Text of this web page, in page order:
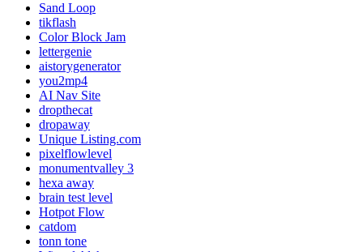
Sand Loop
tikflash
Color Block Jam
lettergenie
aistorygenerator
you2mp4
AI Nav Site
dropthecat
dropaway
Unique Listing.com
pixelflowlevel
monumentvalley 3
hexa away
brain test level
Hotpot Flow
catdom
tonn tone